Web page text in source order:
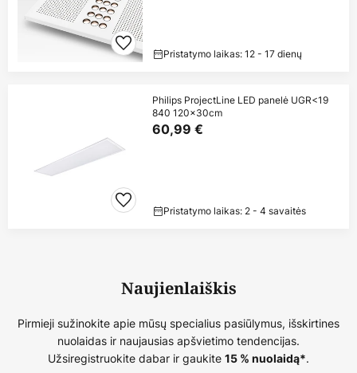
Pristatymo laikas: 12 - 17 dienų
Philips ProjectLine LED panelė UGR<19
840 120x30cm
60,99 €
Pristatymo laikas: 2 - 4 savaitės
Naujienlaiškis
Pirmieji sužinokite apie mūsų specialius pasiūlymus, išskirtines
nuolaidas ir naujausias apšvietimo tendencijas.
Užsiregistruokite dabar ir gaukite 15 % nuolaidą*.